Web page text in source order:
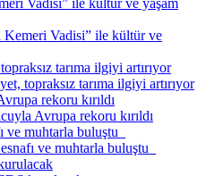
Kemeri Vadisi” ile kültür ve
topraksız tarıma ilgiyi artırıyor
Avrupa rekoru kırıldı
ve muhtarla buluştu